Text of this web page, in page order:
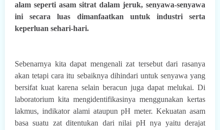
alam seperti asam sitrat dalam jeruk, senyawa-senyawa
ini secara luas dimanfaatkan untuk industri serta
keperluan sehari-hari.
Sebenarnya kita dapat mengenali zat tersebut dari rasanya
akan tetapi cara itu sebaiknya dihindari untuk senyawa yang
bersifat kuat karena selain beracun juga dapat melukai. Di
laboratorium kita mengidentifikasinya menggunakan kertas
lakmus, indikator alami ataupun pH meter. Kekuatan asam
basa suatu zat ditentukan dari nilai pH nya yaitu derajat